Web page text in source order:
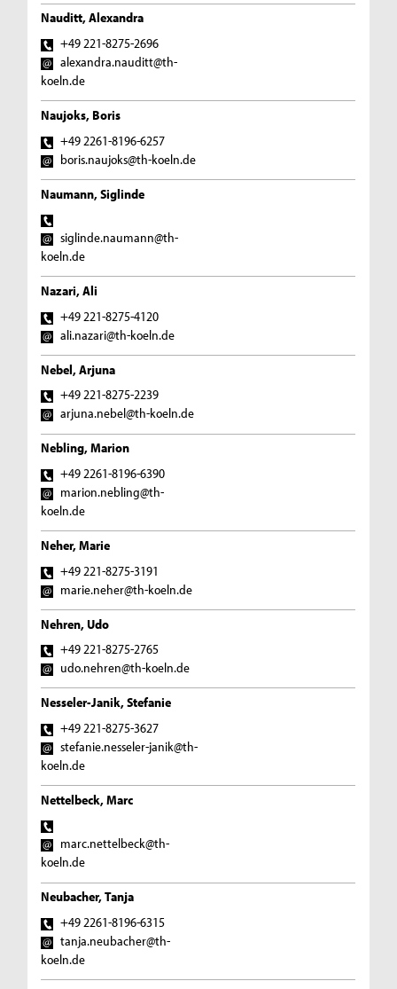
Nauditt, Alexandra
+49 221-8275-2696
alexandra.nauditt@th-
koeln.de
Naujoks, Boris
+49 2261-8196-6257
boris.naujoks@th-koeln.de
Naumann, Siglinde
siglinde.naumann@th-
koeln.de
Nazari, Ali
+49 221-8275-4120
ali.nazari@th-koeln.de
Nebel, Arjuna
+49 221-8275-2239
arjuna.nebel@th-koeln.de
Nebling, Marion
+49 2261-8196-6390
marion.nebling@th-
koeln.de
Neher, Marie
+49 221-8275-3191
marie.neher@th-koeln.de
Nehren, Udo
+49 221-8275-2765
udo.nehren@th-koeln.de
Nesseler-Janik, Stefanie
+49 221-8275-3627
stefanie.nesseler-janik@th-
koeln.de
Nettelbeck, Marc
marc.nettelbeck@th-
koeln.de
Neubacher, Tanja
+49 2261-8196-6315
tanja.neubacher@th-
koeln.de